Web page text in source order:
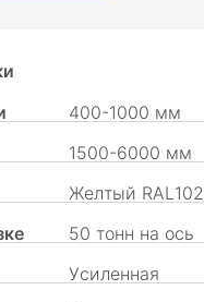
400-1000 мм
1500-6000 мм
Желтый
50 тонн на ось
Усиленная